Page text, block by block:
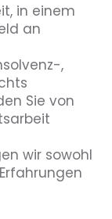
in einem
an
,
Sie von
wir sowohl